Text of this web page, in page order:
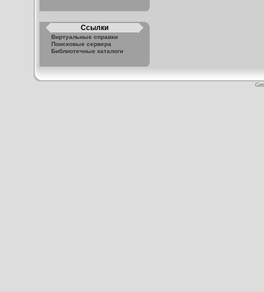
Ссылки
Виртуальные справки
Поисковые сервера
Библиотечные каталоги